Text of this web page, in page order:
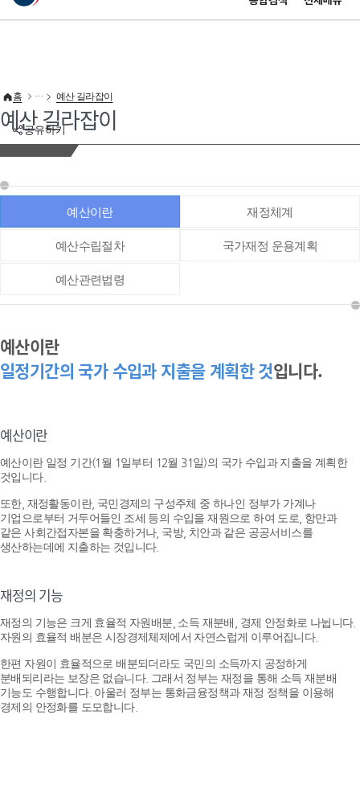
이 누리집은 대한민국 공식 전자정부 누리집입니다.
공유하기
홈 예산 길라잡이
예산 길라잡이
예산이란 재정체계
예산수립절차 국가재정 운용계획
예산관련법령
예산이란
일정기간의 국가 수입과 지출을 계획한 것입니다.
예산이란
예산이란 일정 기간(1월 1일부터 12월 31일)의 국가 수입과 지출을 계획한
것입니다.
또한, 재정활동이란, 국민경제의 구성주체 중 하나인 정부가 가계나
기업으로부터 거두어들인 조세 등의 수입을 재원으로 하여 도로, 항만과
같은 사회간접자본을 확충하거나, 국방, 치안과 같은 공공서비스를
생산하는데에 지출하는 것입니다.
재정의 기능
재정의 기능은 크게 효율적 자원배분, 소득 재분배, 경제 안정화로 나뉩니다.
자원의 효율적 배분은 시장경제체제에서 자연스럽게 이루어집니다.
한편 자원이 효율적으로 배분되더라도 국민의 소득까지 공정하게
분배되리라는 보장은 없습니다. 그래서 정부는 재정을 통해 소득 재분배
기능도 수행합니다. 아울러 정부는 통화금융정책과 재정 정책을 이용해
경제의 안정화를 도모합니다.